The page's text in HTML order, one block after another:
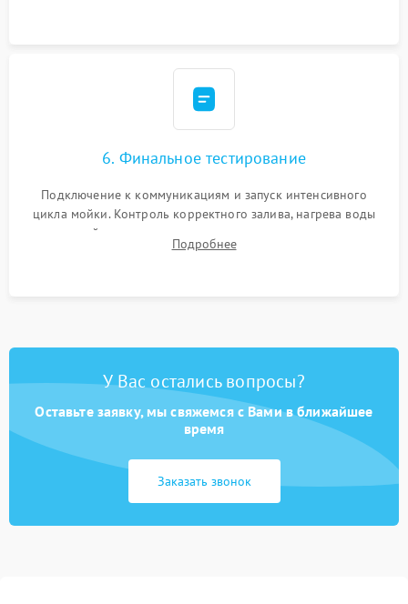
6. Финальное тестирование
Подключение к коммуникациям и запуск интенсивного
цикла мойки. Контроль корректного залива, нагрева воды
до нужной температуры, отсутствия посторонних шумов,
штатного слива и абсолютной сухости в поддоне.
Подробнее
У Вас остались вопросы?
Оставьте заявку, мы свяжемся с Вами в ближайшее
время
Заказать звонок